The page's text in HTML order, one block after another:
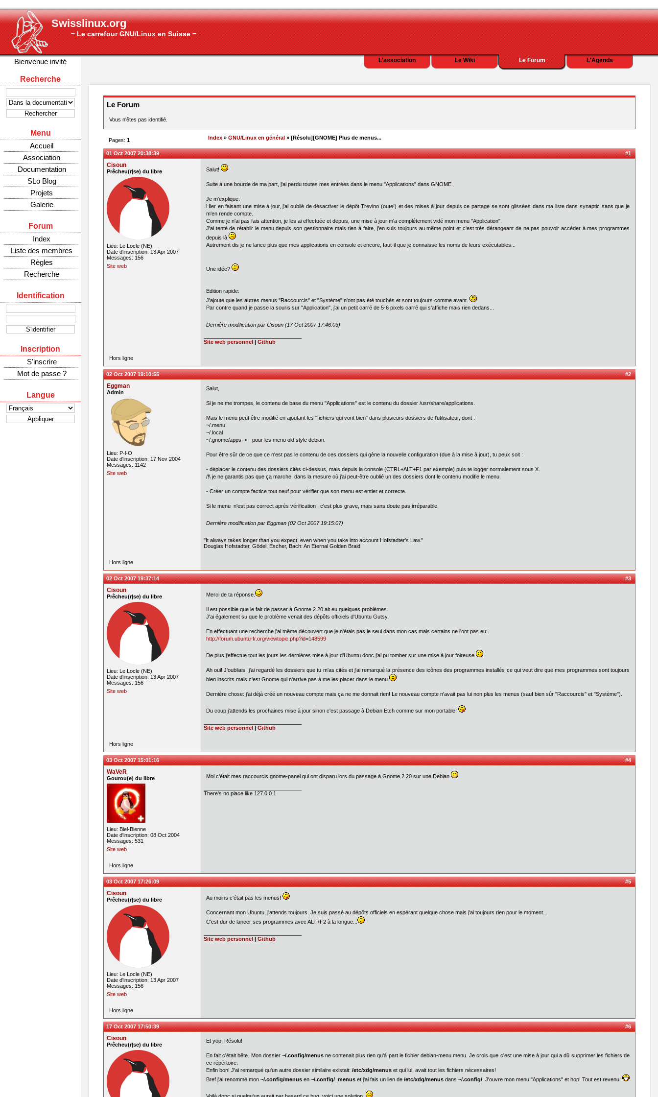
Swisslinux.org
− Le carrefour GNU/Linux en Suisse −
L'Agenda
Le Forum
Le Wiki
L'association
Bienvenue invité
Recherche
Menu
Accueil
Association
Documentation
SLo Blog
Projets
Galerie
Forum
Index
Liste des membres
Règles
Recherche
Identification
Inscription
S'inscrire
Mot de passe ?
Langue
Le Forum
Vous n'êtes pas identifié.
Pages: 1 Index » GNU/Linux en général » [Résolu][GNOME] Plus de menus...
#1
01 Oct 2007 20:38:39
Cisoun
Prêcheu(r|se) du libre
Lieu: Le Locle (NE)
Date d'inscription: 13 Apr 2007
Messages: 156
Site web
Salut!
Suite à une bourde de ma part, j'ai perdu toutes mes entrées dans le menu "Applications" dans GNOME.
Je m'explique:
Hier en faisant une mise à jour, j'ai oublié de désactiver le dépôt Trevino (ouïe!) et des mises à jour depuis ce partage se sont glissées dans ma liste dans synaptic sans que je
m'en rende compte.
Comme je n'ai pas fais attention, je les ai effectuée et depuis, une mise à jour m'a complétement vidé mon menu "Application".
J'ai tenté de rétablir le menu depuis son gestionnaire mais rien à faire, j'en suis toujours au même point et c'est très dérangeant de ne pas pouvoir accéder à mes programmes
depuis là.
Autrement dis je ne lance plus que mes applications en console et encore, faut-il que je connaisse les noms de leurs exécutables...
Une idée?
Edition rapide:
J'ajoute que les autres menus "Raccourcis" et "Système" n'ont pas été touchés et sont toujours comme avant.
Par contre quand je passe la souris sur "Application", j'ai un petit carré de 5-6 pixels carré qui s'affiche mais rien dedans...
Dernière modification par Cisoun (17 Oct 2007 17:46:03)
Site web personnel | Github
Hors ligne
#2
02 Oct 2007 19:10:55
Eggman
Admin
Lieu: P-l-O
Date d'inscription: 17 Nov 2004
Messages: 1142
Site web
Salut,
Si je ne me trompes, le contenu de base du menu "Applications" est le contenu du dossier /usr/share/applications.
Mais le menu peut être modifié en ajoutant les "fichiers qui vont bien" dans plusieurs dossiers de l'utilisateur, dont :
~/.menu
~/.local
~/.gnome/apps <- pour les menu old style debian.
Pour être sûr de ce que ce n'est pas le contenu de ces dossiers qui gène la nouvelle configuration (due à la mise à jour), tu peux soit :
- déplacer le contenu des dossiers cités ci-dessus, mais depuis la console (CTRL+ALT+F1 par exemple) puis te logger normalement sous X.
/!\ je ne garantis pas que ça marche, dans la mesure où j'ai peut-être oublié un des dossiers dont le contenu modifie le menu.
- Créer un compte factice tout neuf pour vérifier que son menu est entier et correcte.
Si le menu n'est pas correct après vérification , c'est plus grave, mais sans doute pas irréparable.
Dernière modification par Eggman (02 Oct 2007 19:15:07)
"It always takes longer than you expect, even when you take into account Hofstadter's Law."
Douglas Hofstadter, Gödel, Escher, Bach: An Eternal Golden Braid
Hors ligne
#3
02 Oct 2007 19:37:14
Cisoun
Prêcheu(r|se) du libre
Lieu: Le Locle (NE)
Date d'inscription: 13 Apr 2007
Messages: 156
Site web
Merci de ta réponse.
Il est possible que le fait de passer à Gnome 2.20 ait eu quelques problèmes.
J'ai également su que le problème venait des dépôts officiels d'Ubuntu Gutsy.
En effectuant une recherche j'ai même découvert que je n'étais pas le seul dans mon cas mais certains ne l'ont pas eu:
http://forum.ubuntu-fr.org/viewtopic.php?id=148599
De plus j'effectue tout les jours les dernières mise à jour d'Ubuntu donc j'ai pu tomber sur une mise à jour foireuse.
Ah oui! J'oubliais, j'ai regardé les dossiers que tu m'as cités et j'ai remarqué la présence des icônes des programmes installés ce qui veut dire que mes programmes sont toujours
bien inscrits mais c'est Gnome qui n'arrive pas à me les placer dans le menu.
Dernière chose: j'ai déjà créé un nouveau compte mais ça ne me donnait rien! Le nouveau compte n'avait pas lui non plus les menus (sauf bien sûr "Raccourcis" et "Système").
Du coup j'attends les prochaines mise à jour sinon c'est passage à Debian Etch comme sur mon portable!
Site web personnel | Github
Hors ligne
#4
03 Oct 2007 15:01:16
WaVeR
Gourou(e) du libre
Lieu: Biel-Bienne
Date d'inscription: 08 Oct 2004
Messages: 531
Site web
Moi c'était mes raccourcis gnome-panel qui ont disparu lors du passage à Gnome 2.20 sur une Debian
There's no place like 127.0.0.1
Hors ligne
#5
03 Oct 2007 17:26:09
Cisoun
Prêcheu(r|se) du libre
Lieu: Le Locle (NE)
Date d'inscription: 13 Apr 2007
Messages: 156
Site web
Au moins c'était pas les menus!
Concernant mon Ubuntu, j'attends toujours. Je suis passé au dépôts officiels en espérant quelque chose mais j'ai toujours rien pour le moment...
C'est dur de lancer ses programmes avec ALT+F2 à la longue...
Site web personnel | Github
Hors ligne
#6
17 Oct 2007 17:50:39
Cisoun
Prêcheu(r|se) du libre
Et yop! Résolu!
En fait c'était bête. Mon dossier ~/.config/menusne contenait plus rien qu'à part le fichier debian-menu.menu. Je crois que c'est une mise à jour qui a dû supprimer les fichiers de
ce répértoire.
Enfin bon! J'ai remarqué qu'un autre dossier similaire existait: /etc/xdg/menus et qui lui, avait tout les fichiers nécessaires!
Bref j'ai renommé mon ~/.config/menus en ~/.config/_menus et j'ai fais un lien de /etc/xdg/menus dans ~/.config/ . J'ouvre mon menu "Applications" et hop! Tout est revenu!